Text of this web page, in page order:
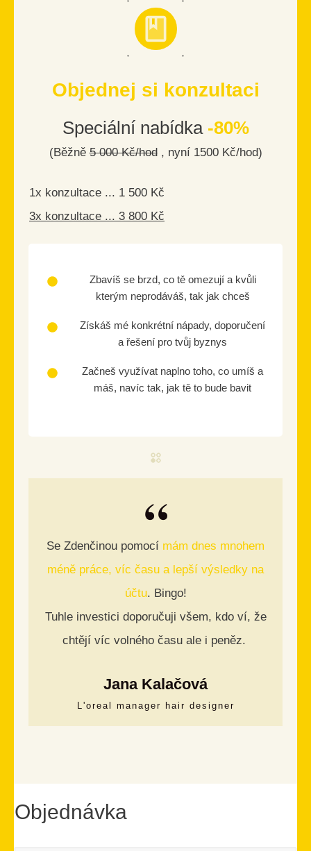
Objednej si konzultaci
Speciální nabídka -80%
(Běžně5 000 Kč/hod, nyní 1500 Kč/hod)
1x konzultace ... 1 500 Kč
3x konzultace ... 3 800 Kč
Zbavíš se brzd, co tě omezují a kvůli
kterým neprodáváš, tak jak chceš
Získáš mé konkrétní nápady, doporučení
a řešení pro tvůj byznys
Začneš využívat naplno toho, co umíš a
máš, navíc tak, jak tě to bude bavit
“
Se Zdenčinou pomocí mám dnes mnohem
méně práce, víc času a lepší výsledky na
účtu. Bingo!
Tuhle investici doporučuji všem, kdo ví, že
chtějí víc volného času ale i peněz.
Jana Kalačová
L'oreal manager hair designer
Objednávka